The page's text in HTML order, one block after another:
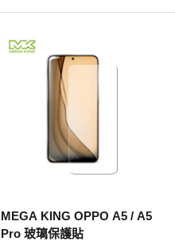
MEGA KING OPPO A5 / A5
Pro 玻璃保護貼